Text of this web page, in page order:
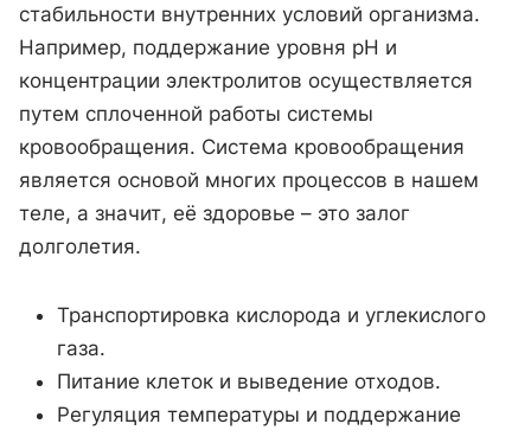
стабильности внутренних условий организма.
Например, поддержание уровня pH и
концентрации электролитов осуществляется
путем сплоченной работы системы
кровообращения. Система кровообращения
является основой многих процессов в нашем
теле, а значит, её здоровье – это залог
долголетия.
Транспортировка кислорода и углекислого
газа.
Питание клеток и выведение отходов.
Регуляция температуры и поддержание